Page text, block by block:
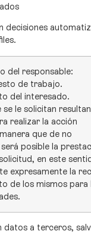
decisiones
del responsable:
de trabajo.
del interesado.
se le solicitan resultan
realizar la acción
que de no
posible la
en este
expresamente la
de los mismos para
datos a terceros,